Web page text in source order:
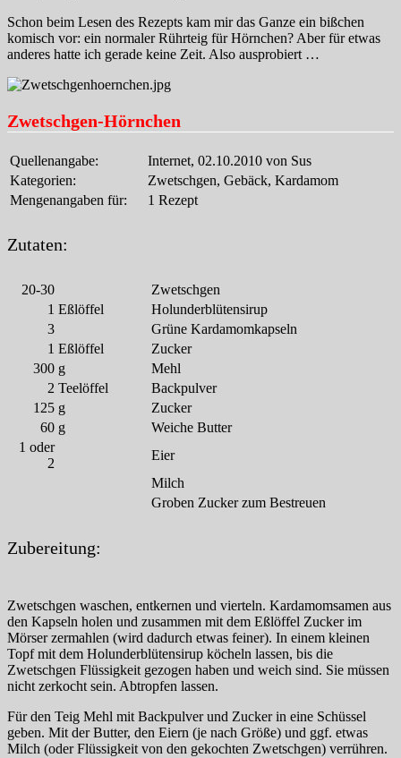
Schon beim Lesen des Rezepts kam mir das Ganze ein bißchen
komisch vor: ein normaler Rührteig für Hörnchen? Aber für etwas
anderes hatte ich gerade keine Zeit. Also ausprobiert …
Zwetschgen-Hörnchen
Quellenangabe:
Internet, 02.10.2010 von Sus
Kategorien:
Zwetschgen, Gebäck, Kardamom
Mengenangaben für:
1 Rezept
Zutaten:
20-30
Zwetschgen
1 Eßlöffel
Holunderblütensirup
3
Grüne Kardamomkapseln
1 Eßlöffel
Zucker
300 g
Mehl
2 Teelöffel
Backpulver
125 g
Zucker
60 g
Weiche Butter
1 oder
2
Eier
Milch
Groben Zucker zum Bestreuen
Zubereitung:
Zwetschgen waschen, entkernen und vierteln. Kardamomsamen aus
den Kapseln holen und zusammen mit dem Eßlöffel Zucker im
Mörser zermahlen (wird dadurch etwas feiner). In einem kleinen
Topf mit dem Holunderblütensirup köcheln lassen, bis die
Zwetschgen Flüssigkeit gezogen haben und weich sind. Sie müssen
nicht zerkocht sein. Abtropfen lassen.
Für den Teig Mehl mit Backpulver und Zucker in eine Schüssel
geben. Mit der Butter, den Eiern (je nach Größe) und ggf. etwas
Milch (oder Flüssigkeit von den gekochten Zwetschgen) verrühren.